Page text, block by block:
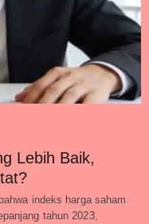
Lebih Baik,
indeks harga saham
tahun 2023,